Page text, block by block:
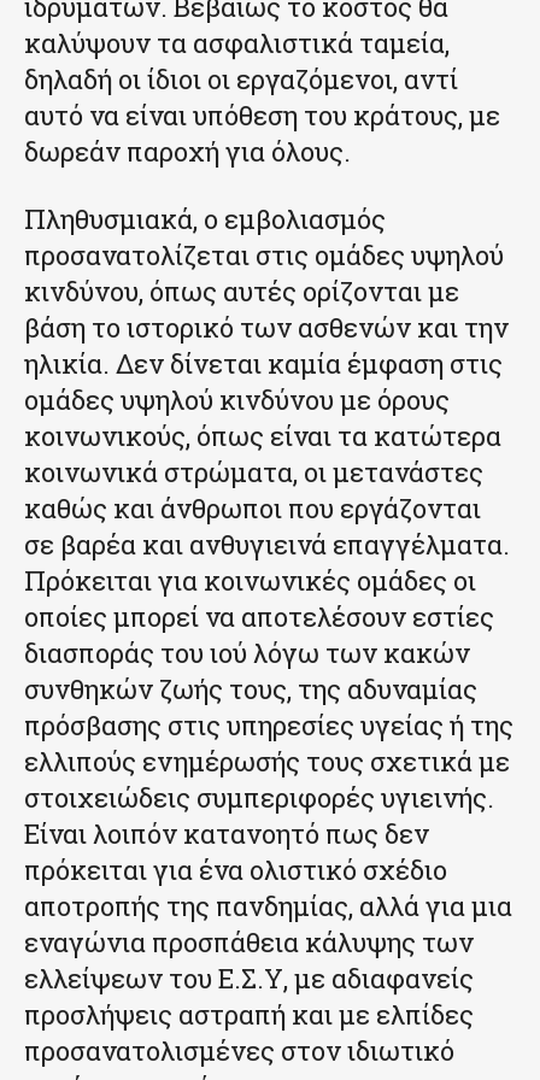
καλύψουν τα ασφαλιστικά ταμεία,
δηλαδή οι ίδιοι οι εργαζόμενοι, αντί
αυτό να είναι υπόθεση του κράτους, με
δωρεάν παροχή για όλους.
Πληθυσμιακά, ο εμβολιασμός
προσανατολίζεται στις ομάδες υψηλού
κινδύνου, όπως αυτές ορίζονται με
βάση το ιστορικό των ασθενών και την
ηλικία. Δεν δίνεται καμία έμφαση στις
ομάδες υψηλού κινδύνου με όρους
κοινωνικούς, όπως είναι τα κατώτερα
κοινωνικά στρώματα, οι μετανάστες
καθώς και άνθρωποι που εργάζονται
σε βαρέα και ανθυγιεινά επαγγέλματα.
Πρόκειται για κοινωνικές ομάδες οι
οποίες μπορεί να αποτελέσουν εστίες
διασποράς του ιού λόγω των κακών
συνθηκών ζωής τους, της αδυναμίας
πρόσβασης στις υπηρεσίες υγείας ή της
ελλιπούς ενημέρωσής τους σχετικά με
στοιχειώδεις συμπεριφορές υγιεινής.
Είναι λοιπόν κατανοητό πως δεν
πρόκειται για ένα ολιστικό σχέδιο
αποτροπής της πανδημίας, αλλά για μια
εναγώνια προσπάθεια κάλυψης των
ελλείψεων του Ε.Σ.Υ, με αδιαφανείς
προσλήψεις αστραπή και με ελπίδες
προσανατολισμένες στον ιδιωτικό